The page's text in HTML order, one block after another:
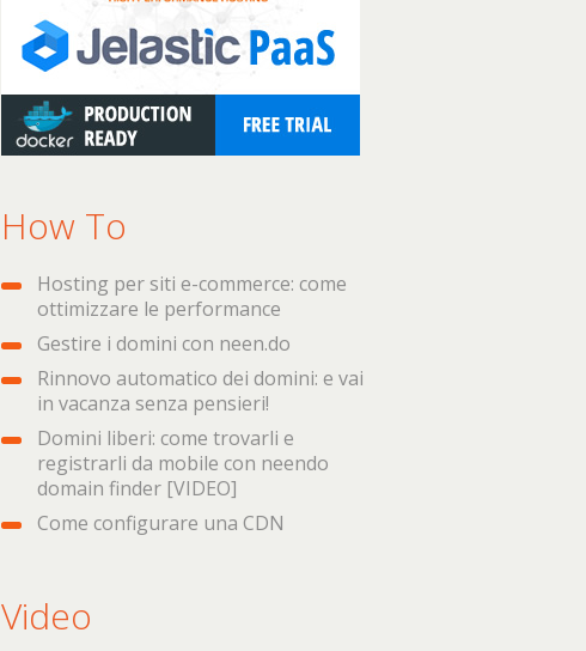
How To
Hosting per siti e-commerce: come
ottimizzare le performance
Gestire i domini con neen.do
Rinnovo automatico dei domini: e vai
in vacanza senza pensieri!
Domini liberi: come trovarli e
registrarli da mobile con neendo
domain finder [VIDEO]
Come configurare una CDN
Video